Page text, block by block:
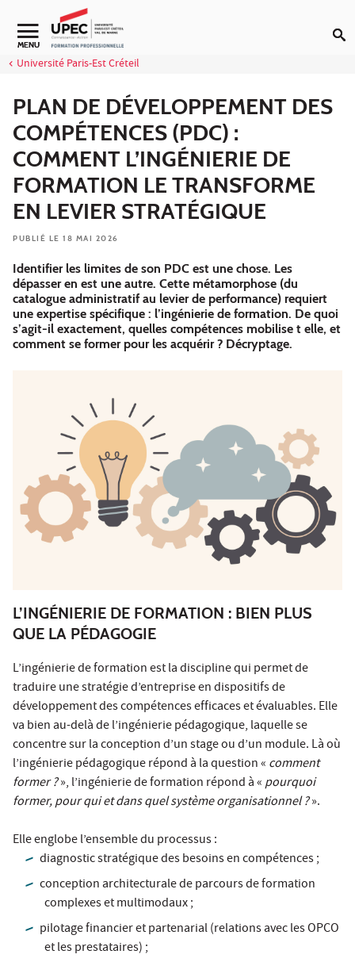
Aller au contenu
Navigation secondaire
MENU
Université Paris-Est Créteil
PLAN DE DÉVELOPPEMENT DES
COMPÉTENCES (PDC) :
COMMENT L’INGÉNIERIE DE
FORMATION LE TRANSFORME
EN LEVIER STRATÉGIQUE
PUBLIÉ LE 18 MAI 2026
Identifier les limites de son PDC est une chose. Les
dépasser en est une autre. Cette métamorphose (du
catalogue administratif au levier de performance) requiert
une expertise spécifique : l’ingénierie de formation. De quoi
s’agit-il exactement, quelles compétences mobilise t elle, et
comment se former pour les acquérir ? Décryptage.
L’INGÉNIERIE DE FORMATION : BIEN PLUS
QUE LA PÉDAGOGIE
L’ingénierie de formation est la discipline qui permet de
traduire une stratégie d’entreprise en dispositifs de
développement des compétences efficaces et évaluables. Elle
va bien au-delà de l’ingénierie pédagogique, laquelle se
concentre sur la conception d’un stage ou d’un module. Là où
l’ingénierie pédagogique répond à la question « comment
former ?», l’ingénierie de formation répond à «pourquoi
former, pour qui et dans quel système organisationnel ?».
Elle englobe l’ensemble du processus :
diagnostic stratégique des besoins en compétences ;
conception architecturale de parcours de formation
complexes et multimodaux ;
pilotage financier et partenarial (relations avec les OPCO
et les prestataires) ;